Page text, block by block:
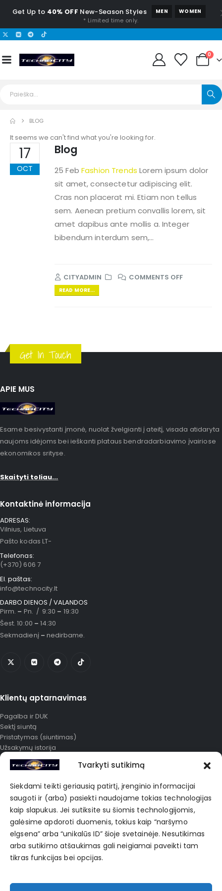
Tvarkyti sutikimą
Siekdami teikti geriausią patirtį, įrenginio informacijai
saugoti ir (arba) pasiekti naudojame tokias technologijas
kaip slapukus. Jei sutiksite su šiomis technologijomis,
galėsime apdoroti duomenis, tokius kaip “naršymo
elgsena” arba “unikalūs ID” šioje svetainėje. Nesutikimas
arba sutikimo atšaukimas gali neigiamai paveikti tam
tikras funkcijas bei opcijas.
Get Up to 40% OFF New-Season Styles MEN WOMEN
* Limited time only.
0
BLOG
It seems we can't find what you're looking for.
17
OCT
Blog
25 Feb Fashion Trends Lorem ipsum dolor
sit amet, consectetur adipiscing elit.
Cras non placerat mi. Etiam non tellus
sem. Aenean pretium convallis lorem, sit
amet dapibus ante mollis a. Integer
bibendum interdum sem,...
CITYADMIN COMMENTS OFF
READ MORE...
Get In Touch
APIE MUS
Esame besivystanti įmonė, nuolat žvelgianti į ateitį, visada atidaryta
naujoms idėjoms bei ieškanti plataus bendradarbiavimo įvairiose
ekonomikos srityse.
Skaityti toliau...
Kontaktinė informacija
ADRESAS:
Vilnius, Lietuva
Pašto kodas LT-
Telefonas:
(+370) 606 7
El. paštas:
info@technocity.lt
DARBO DIENOS / VALANDOS
Pirm. – Pn. / 9:30 – 19:30
Šest. 10:00 – 14:30
Sekmadienį – nedirbame.
Klientų aptarnavimas
Pagalba ir DUK
Sektį siuntą
Pristatymas (siuntimas)
Užsakymų istorija
Išplėstinė paieška
Mano paskyra
Apie mus
Korporatyvinė prekyba
Privatumo politika
POPULIARIAUSIOS ŽYMĖS
Bag Black Blue Clothes Fashion